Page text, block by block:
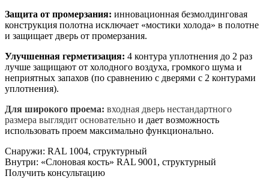
Защита от промерзания: инновационная безмолдинговая
конструкция полотна исключает «мостики холода» в полотне
и защищает дверь от промерзания.
Улучшенная герметизация: 4 контура уплотнения до 2 раз
лучше защищают от холодного воздуха, громкого шума и
неприятных запахов (по сравнению с дверями с 2 контурами
уплотнения).
Для широкого проема: входная дверь нестандартного
размера выглядит основательно и дает возможность
использовать проем максимально функционально.
Снаружи: RAL 1004, структурный
Внутри: «Слоновая кость» RAL 9001, структурный
Получить консультацию